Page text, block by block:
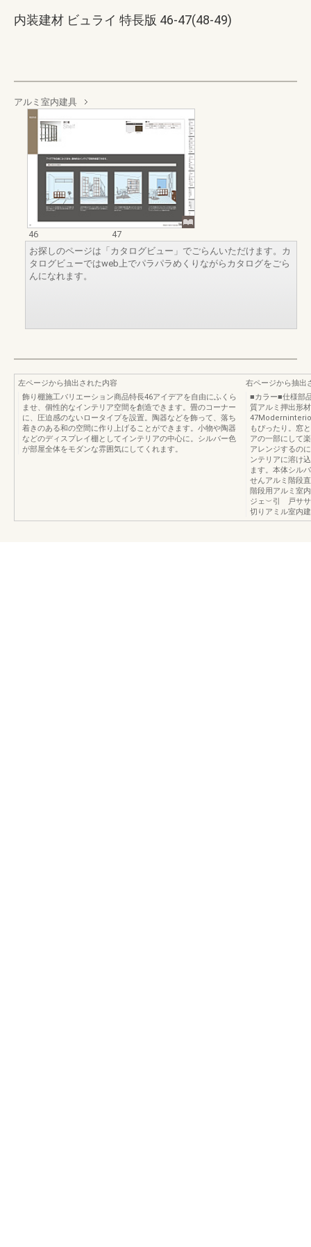
内装建材 ビュライ 特長版 46-47(48-49)
アルミ室内建具
46
47
お探しのページは「カタログビュー」でごらんいただけます。カ
タログビューではweb上でパラパラめくりながらカタログをごら
んになれます。
左ページから抽出された内容
飾り棚施工バリエーション商品特長46アイデアを自由にふくら
ませ、個性的なインテリア空間を創造できます。畳のコーナー
に、圧迫感のないロータイプを設置。陶器などを飾って、落ち
着きのある和の空間に作り上げることができます。小物や陶器
などのディスプレイ棚としてインテリアの中心に。シルバー色
が部屋全体をモダンな雰囲気にしてくれます。
右ページから抽出
■カラー■仕様部
質アルミ押出形
もぴったり。窓
アの一部にして
アレンジするの
ンテリアに溶け
ます。本体シル
せんアルミ階段
階段用アルミ室
ジェ︶引 戸ササ
切りアミル室内